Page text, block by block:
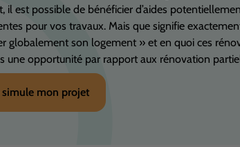
il est possible de bénéficier d’aides
pour vos travaux. Mais que signifie
globalement son logement » et en quoi ces
une opportunité par rapport aux rénovation
simule mon projet